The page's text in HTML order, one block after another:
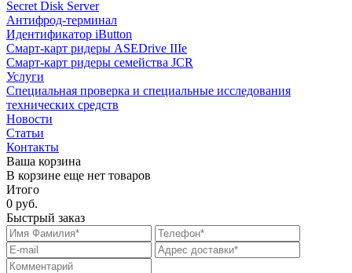
Secret Disk Server
Антифрод-терминал
Идентификатор iButton
Смарт-карт ридеры ASEDrive IIIe
Смарт-карт ридеры семейства JCR
Услуги
Специальная проверка и специальные исследования
технических средств
Новости
Статьи
Контакты
Ваша корзина
В корзине еще нет товаров
Итого
0 руб.
Быстрый заказ